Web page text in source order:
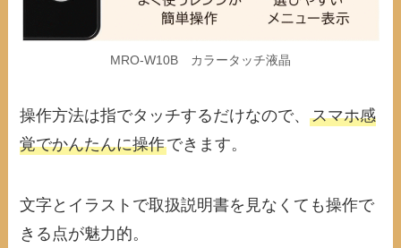
MRO-W10B カラータッチ液晶
操作方法は指でタッチするだけなので、スマホ感
覚でかんたんに操作できます。
文字とイラストで取扱説明書を見なくても操作で
きる点が魅力的。